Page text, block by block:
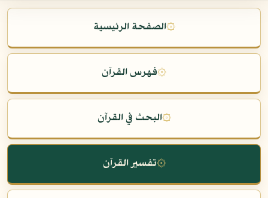
۞الصفحة الرئيسية
۞فهرس القرآن
۞البحث في القرآن
۞تفسير القرآن